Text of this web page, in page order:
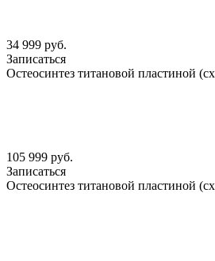
34 999 руб.
Записаться
Остеосинтез титановой пластиной
105 999 руб.
Записаться
Остеосинтез титановой пластиной